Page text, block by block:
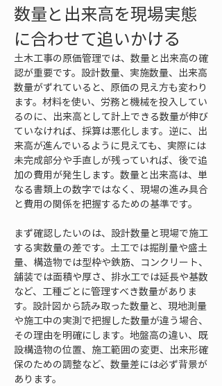
数量と出来高を現場実態
に合わせて追いかける
土木工事の原価管理では、数量と出来高の確
認が重要です。設計数量、実施数量、出来高
数量がずれていると、原価の見え方も変わり
ます。材料を使い、労務と機械を投入してい
るのに、出来高として計上できる数量が伸び
ていなければ、採算は悪化します。逆に、出
来高が進んでいるように見えても、実際には
未完成部分や手直しが残っていれば、後で追
加の費用が発生します。数量と出来高は、単
なる書類上の数字ではなく、現場の進み具合
と費用の関係を把握するための基準です。
まず確認したいのは、設計数量と現場で施工
する実数量の差です。土工では掘削量や盛土
量、構造物では型枠や鉄筋、コンクリート、
舗装では面積や厚さ、排水工では延長や基数
など、工種ごとに管理すべき数量がありま
す。設計図から読み取った数量と、現地測量
や施工中の実測で把握した数量が違う場合、
その理由を明確にします。地盤高の違い、既
設構造物の位置、施工範囲の変更、出来形確
保のための調整など、数量差には必ず背景が
あります。